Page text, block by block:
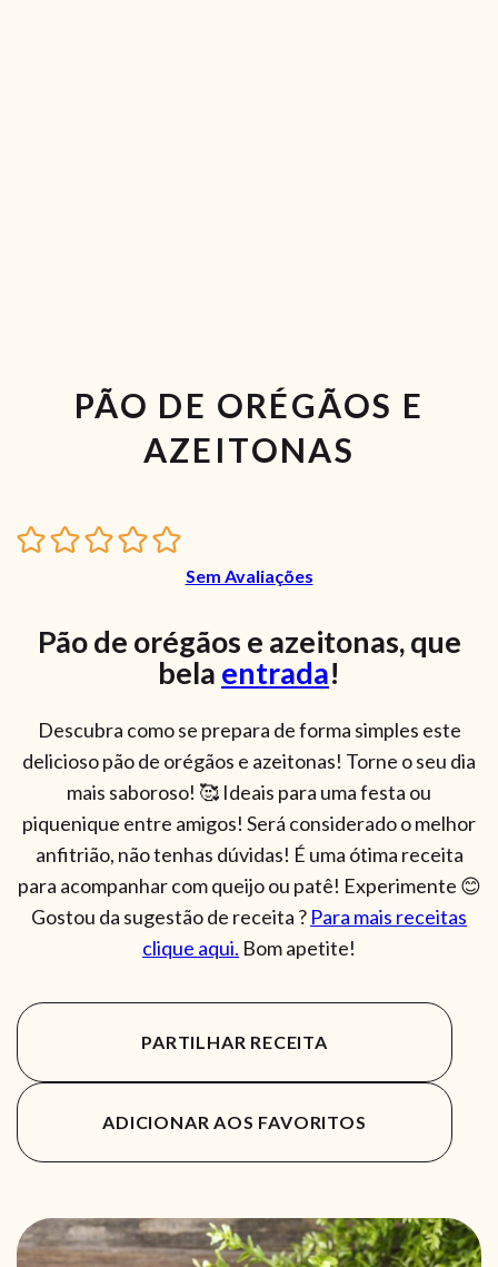
PÃO DE ORÉGÃOS E
AZEITONAS
Sem Avaliações
Pão de orégãos e azeitonas, que
bela entrada!
Descubra como se prepara de forma simples este
delicioso pão de orégãos e azeitonas! Torne o seu dia
mais saboroso! 🥰 Ideais para uma festa ou
piquenique entre amigos! Será considerado o melhor
anfitrião, não tenhas dúvidas! É uma ótima receita
para acompanhar com queijo ou patê! Experimente 😊
Gostou da sugestão de receita ? Para mais receitas
clique aqui. Bom apetite!
PARTILHAR RECEITA
ADICIONAR AOS FAVORITOS